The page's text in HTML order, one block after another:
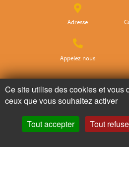
Adresse
Appelez nous
Ne ratez
Abonnez-vous à notre
Ce site utilise des cookies et vous
ceux que vous souhaitez activer
Tout accepter Tout